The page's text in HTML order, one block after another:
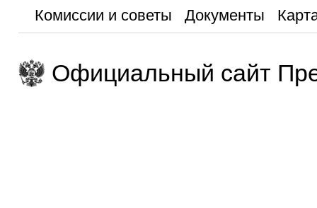
Комиссии и советы
Документы
Официальный сайт